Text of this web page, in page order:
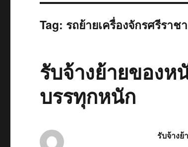
Tag: รถย้ายเครื่องจักรศรีราชา
รับจ้างย้ายของห
บรรทุกหนัก
รับจ้าง